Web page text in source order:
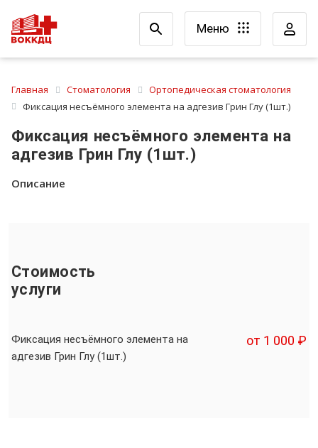
Меню
Главная Стоматология
Ортопедическая стоматология
Фиксация несъёмного элемента на адгезив Грин Глу (1шт.)
Фиксация несъёмного элемента на
адгезив Грин Глу (1шт.)
Описание
Стоимость
услуги
Фиксация несъёмного элемента на
адгезив Грин Глу (1шт.)
от 1 000 ₽